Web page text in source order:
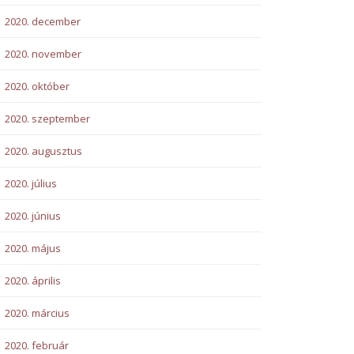
2020. december
2020. november
2020. október
2020. szeptember
2020. augusztus
2020. július
2020. június
2020. május
2020. április
2020. március
2020. február